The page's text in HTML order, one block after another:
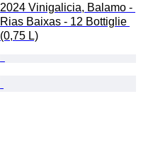
2024 Vinigalicia, Balamo -
Rias Baixas - 12 Bottiglie
(0,75 L)